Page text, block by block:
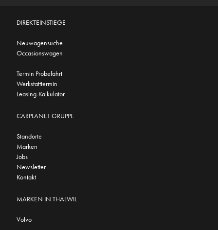
DIREKTEINSTIEGE
Neuwagensuche
Occasionswagen
Termin Probefahrt
Werkstatttermin
Leasing-Kalkulator
CARPLANET GRUPPE
Standorte
Marken
Jobs
Newsletter
Kontakt
MARKEN IN THALWIL
Volvo